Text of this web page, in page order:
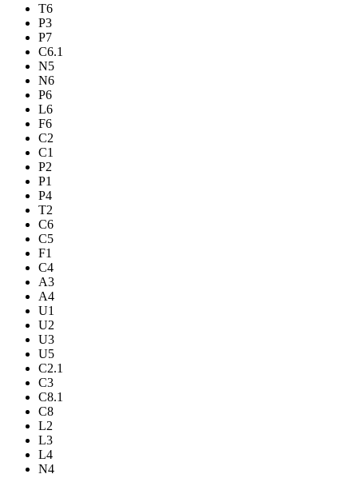
T6
P3
P7
C6.1
N5
N6
P6
L6
F6
C2
C1
P2
P1
P4
T2
C6
C5
F1
C4
A3
A4
U1
U2
U3
U5
C2.1
C3
C8.1
C8
L2
L3
L4
N4